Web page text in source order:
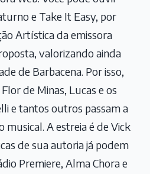
e Take It Easy, por
Artística da emissora
valorizando ainda
de Barbacena. Por isso,
de Minas, Lucas e os
e tantos outros passam a
A estreia é de Vick
de sua autoria já podem
Premiere, Alma Chora e